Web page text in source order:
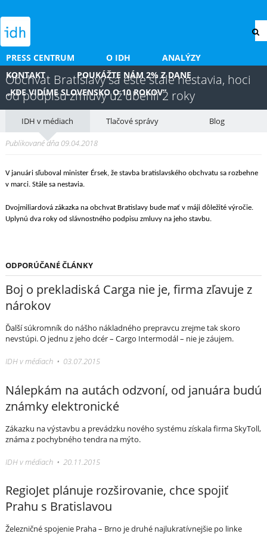
PRESS CENTRUM O IDH
ANALÝZY
KONTAKT
POUKÁŽTE NÁM 2% Z DANE
„KDE VIDÍME SLOVENSKO O 10 ROKOV“
Obchvat Bratislavy sa ešte stále nestavia, hoci
od podpisu zmluvy už ubehli 2 roky
IDH v médiach Tlačové správy Blog
Publikované dňa 09.04.2018
V januári sľuboval minister Érsek, že stavba bratislavského obchvatu sa rozbehne
v marci. Stále sa nestavia.
Dvojmiliardová zákazka na obchvat Bratislavy bude mať v máji dôležité výročie.
Uplynú dva roky od slávnostného podpisu zmluvy na jeho stavbu.
ODPORÚČANÉ ČLÁNKY
Boj o prekladiská Carga nie je, firma zľavuje z
nárokov
Ďalší súkromník do nášho nákladného prepravcu zrejme tak skoro
nevstúpi. O jednu z jeho dcér – Cargo Intermodál – nie je záujem.
IDH v médiach • 03.07.2015
Nálepkám na autách odzvoní, od januára budú
známky elektronické
Zákazku na výstavbu a prevádzku nového systému získala firma SkyToll,
známa z pochybného tendra na mýto.
IDH v médiach • 20.11.2015
RegioJet plánuje rozširovanie, chce spojiť
Prahu s Bratislavou
Železničné spojenie Praha – Brno je druhé najlukratívnejšie po linke